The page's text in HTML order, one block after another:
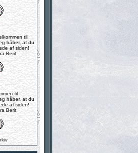
til
håber, at du
af siden!
Berit
til
håber, at du
af siden!
Berit